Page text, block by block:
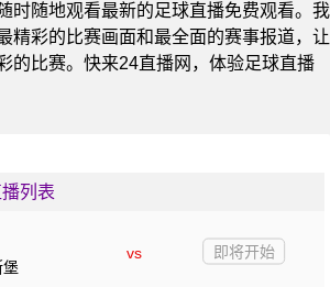
时随地观看最新的足球直播免费观看。我
精彩的比赛画面和最全面的赛事报道，让
的比赛。快来24直播网，体验足球直播
列表
vs
即将开始